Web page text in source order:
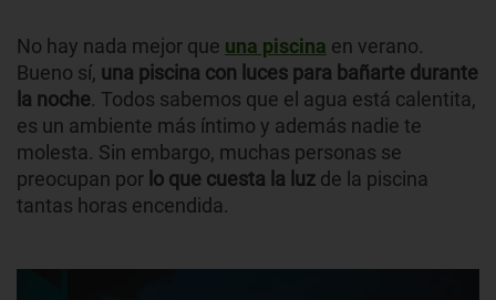
No hay nada mejor que una piscina en verano.
Bueno sí, una piscina con luces para bañarte durante
la noche. Todos sabemos que el agua está calentita,
es un ambiente más íntimo y además nadie te
molesta. Sin embargo, muchas personas se
preocupan por lo que cuesta la luz de la piscina
tantas horas encendida.